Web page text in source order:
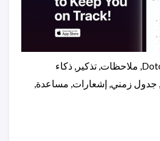
: Dotomo, ملاحظات, تذكير, ذكاء
جدول زمني, إشعارات, مساعدة,